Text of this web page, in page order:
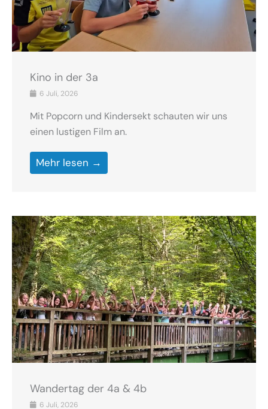
Kino in der 3a
6 Juli, 2026
Mit Popcorn und Kindersekt schauten wir uns
einen lustigen Film an.
Mehr lesen →
Wandertag der 4a & 4b
6 Juli, 2026